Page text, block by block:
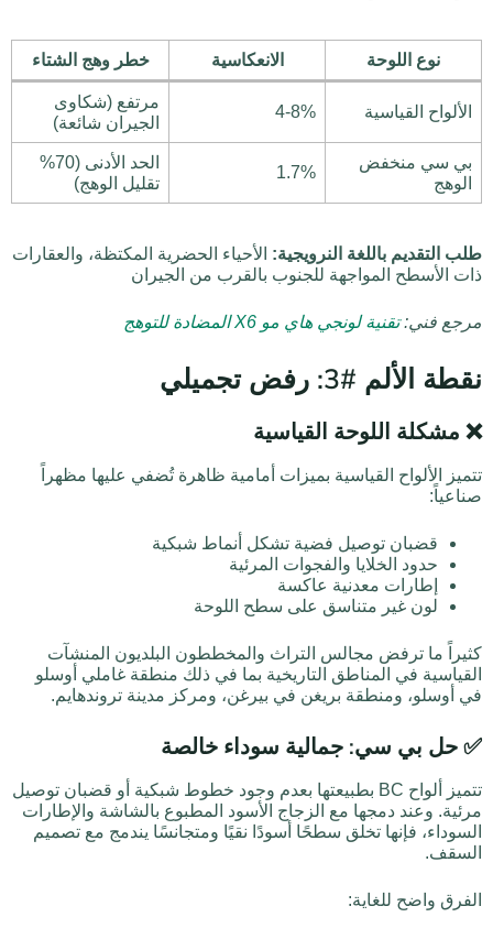
نوع اللوحة الانعكاسية خطر وهج الشتاء
الألواح القياسية 4-8%
مرتفع (شكاوى
الجيران شائعة)
بي سي منخفض
الوهج
1.7%
الحد الأدنى (70%
تقليل الوهج)
طلب التقديم باللغة النرويجية: الأحياء الحضرية المكتظة، والعقارات
ذات الأسطح المواجهة للجنوب بالقرب من الجيران
مرجع فني:تقنية لونجي هاي مو X6 المضادة للتوهج
نقطة الألم #3: رفض تجميلي
❌ مشكلة اللوحة القياسية
تتميز الألواح القياسية بميزات أمامية ظاهرة تُضفي عليها مظهراً
صناعياً:
قضبان توصيل فضية تشكل أنماط شبكية
حدود الخلايا والفجوات المرئية
إطارات معدنية عاكسة
لون غير متناسق على سطح اللوحة
كثيراً ما ترفض مجالس التراث والمخططون البلديون المنشآت
القياسية في المناطق التاريخية بما في ذلك منطقة غاملي أوسلو
في أوسلو، ومنطقة بريغن في بيرغن، ومركز مدينة تروندهايم.
✅ حل بي سي: جمالية سوداء خالصة
تتميز ألواح BC بطبيعتها بعدم وجود خطوط شبكية أو قضبان توصيل
مرئية. وعند دمجها مع الزجاج الأسود المطبوع بالشاشة والإطارات
السوداء، فإنها تخلق سطحًا أسودًا نقيًا ومتجانسًا يندمج مع تصميم
السقف.
الفرق واضح للغاية: